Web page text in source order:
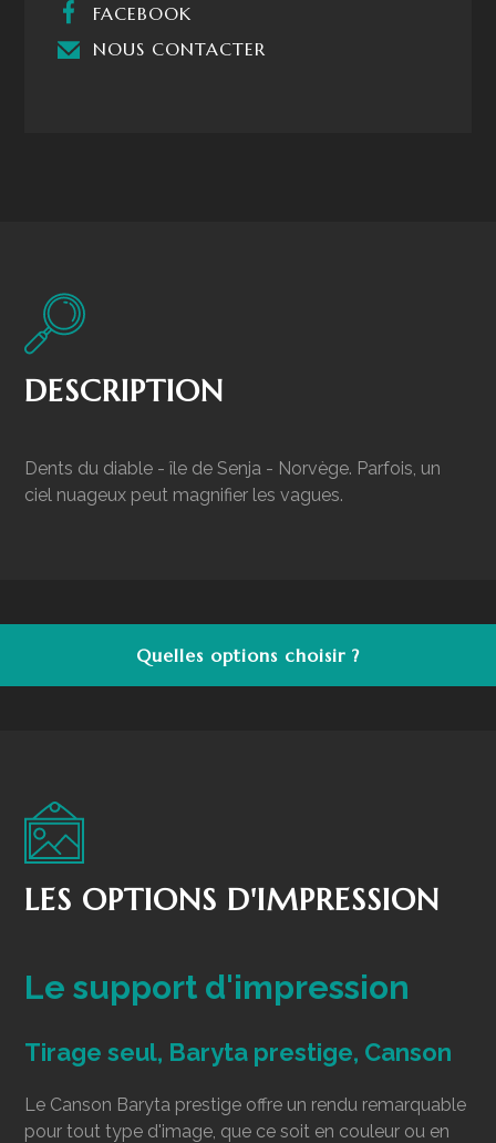
FACEBOOK
NOUS CONTACTER
DESCRIPTION
Dents du diable - île de Senja - Norvège. Parfois, un
ciel nuageux peut magnifier les vagues.
Quelles options choisir ?
LES OPTIONS D'IMPRESSION
Le support d'impression
Tirage seul, Baryta prestige, Canson
Le Canson Baryta prestige offre un rendu remarquable
pour tout type d'image, que ce soit en couleur ou en